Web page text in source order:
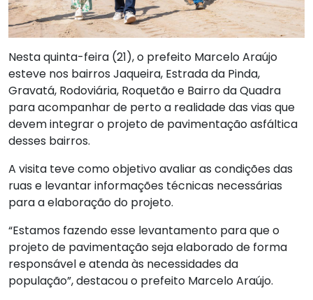
Nesta quinta-feira (21), o prefeito Marcelo Araújo
esteve nos bairros Jaqueira, Estrada da Pinda,
Gravatá, Rodoviária, Roquetão e Bairro da Quadra
para acompanhar de perto a realidade das vias que
devem integrar o projeto de pavimentação asfáltica
desses bairros.
A visita teve como objetivo avaliar as condições das
ruas e levantar informações técnicas necessárias
para a elaboração do projeto.
“Estamos fazendo esse levantamento para que o
projeto de pavimentação seja elaborado de forma
responsável e atenda às necessidades da
população”, destacou o prefeito Marcelo Araújo.